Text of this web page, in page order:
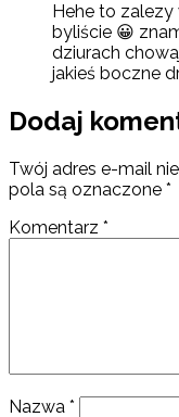
Hehe to
byliście 😀
dziurach
jakieś boczne
Dodaj
Twój adres e-mail
pola są oznaczone *
Komentarz *
Nazwa *